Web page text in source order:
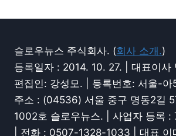
슬로우뉴스 주식회사. (회사 소개.)
등록일자 : 2014. 10. 27. | 대표이사
편집인: 강성모. | 등록번호: 서울-
주소 : (04536) 서울 중구 명동2길
1002호 슬로우뉴스. | 사업자 등록
| 전화 : 0507-1328-1033 | 대표 이